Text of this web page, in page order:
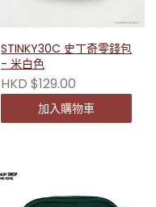
STINKY30C 史丁奇零錢包
- 米白色
HKD $129.00
加入購物車